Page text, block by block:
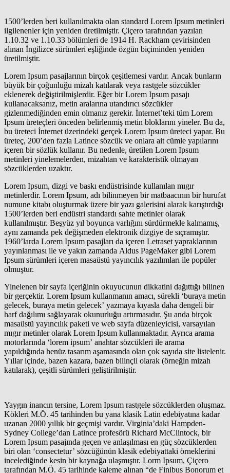
1500’lerden beri kullanılmakta olan standard Lorem Ipsum metinleri
ilgilenenler için yeniden üretilmiştir. Çiçero tarafından yazılan
1.10.32 ve 1.10.33 bölümleri de 1914 H. Rackham çevirisinden
alınan İngilizce sürümleri eşliğinde özgün biçiminden yeniden
üretilmiştir.
Lorem Ipsum pasajlarının birçok çeşitlemesi vardır. Ancak bunların
büyük bir çoğunluğu mizah katılarak veya rastgele sözcükler
eklenerek değiştirilmişlerdir. Eğer bir Lorem Ipsum pasajı
kullanacaksanız, metin aralarına utandırıcı sözcükler
gizlenmediğinden emin olmanız gerekir. İnternet’teki tüm Lorem
Ipsum üreteçleri önceden belirlenmiş metin bloklarını yineler. Bu da,
bu üreteci İnternet üzerindeki gerçek Lorem Ipsum üreteci yapar. Bu
üreteç, 200’den fazla Latince sözcük ve onlara ait cümle yapılarını
içeren bir sözlük kullanır. Bu nedenle, üretilen Lorem Ipsum
metinleri yinelemelerden, mizahtan ve karakteristik olmayan
sözcüklerden uzaktır.
Lorem Ipsum, dizgi ve baskı endüstrisinde kullanılan mıgır
metinlerdir. Lorem Ipsum, adı bilinmeyen bir matbaacının bir hurufat
numune kitabı oluşturmak üzere bir yazı galerisini alarak karıştırdığı
1500’lerden beri endüstri standardı sahte metinler olarak
kullanılmıştır. Beşyüz yıl boyunca varlığını sürdürmekle kalmamış,
aynı zamanda pek değişmeden elektronik dizgiye de sıçramıştır.
1960’larda Lorem Ipsum pasajları da içeren Letraset yapraklarının
yayınlanması ile ve yakın zamanda Aldus PageMaker gibi Lorem
Ipsum sürümleri içeren masaüstü yayıncılık yazılımları ile popüler
olmuştur.
Yinelenen bir sayfa içeriğinin okuyucunun dikkatini dağıttığı bilinen
bir gerçektir. Lorem Ipsum kullanmanın amacı, sürekli ‘buraya metin
gelecek, buraya metin gelecek’ yazmaya kıyasla daha dengeli bir
harf dağılımı sağlayarak okunurluğu artırmasıdır. Şu anda birçok
masaüstü yayıncılık paketi ve web sayfa düzenleyicisi, varsayılan
mıgır metinler olarak Lorem Ipsum kullanmaktadır. Ayrıca arama
motorlarında ‘lorem ipsum’ anahtar sözcükleri ile arama
yapıldığında henüz tasarım aşamasında olan çok sayıda site listelenir.
Yıllar içinde, bazen kazara, bazen bilinçli olarak (örneğin mizah
katılarak), çeşitli sürümleri geliştirilmiştir.
Yaygın inancın tersine, Lorem Ipsum rastgele sözcüklerden oluşmaz.
Kökleri M.Ö. 45 tarihinden bu yana klasik Latin edebiyatına kadar
uzanan 2000 yıllık bir geçmişi vardır. Virginia’daki Hampden-
Sydney College’dan Latince profesörü Richard McClintock, bir
Lorem Ipsum pasajında geçen ve anlaşılması en güç sözcüklerden
biri olan ‘consectetur’ sözcüğünün klasik edebiyattaki örneklerini
incelediğinde kesin bir kaynağa ulaşmıştır. Lorm Ipsum, Çiçero
tarafından M.Ö. 45 tarihinde kaleme alınan “de Finibus Bonorum et